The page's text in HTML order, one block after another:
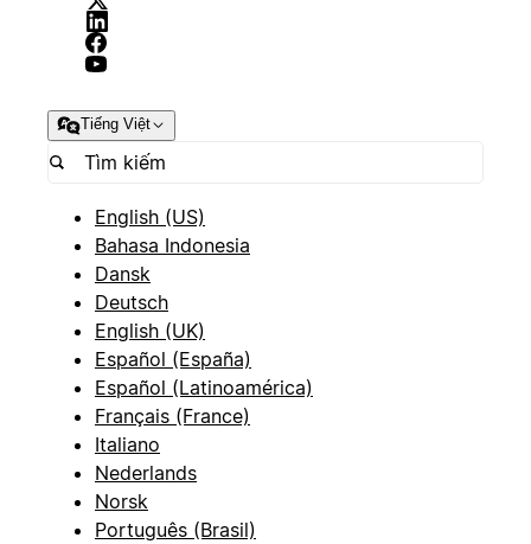
Tiếng Việt
English (US)
Bahasa Indonesia
Dansk
Deutsch
English (UK)
Español (España)
Español (Latinoamérica)
Français (France)
Italiano
Nederlands
Norsk
Português (Brasil)